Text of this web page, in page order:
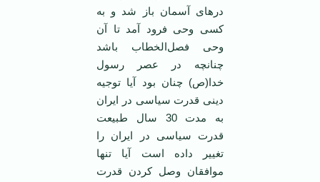
درهای آسمان باز شد و به
کسی وحی فرود آمد تا آن
وحی فصل‌الخطاب باشد
چنانچه در عصر رسول
خدا(ص) چنان بود آیا توجیه
دینی قدرت سیاسی در ایران
به مدت 30 سال طبیعت
قدرت سیاسی در ایران را
تغییر داده است آیا تنها
موافقان وصل کردن قدرت